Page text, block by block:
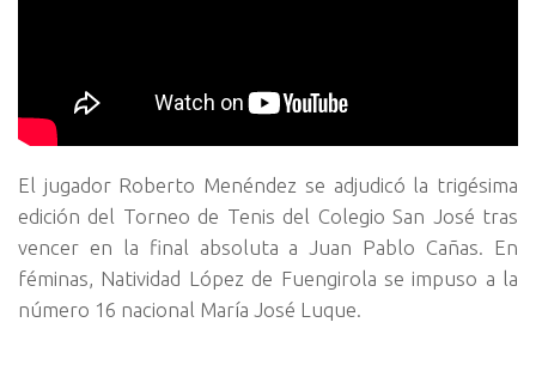
El jugador Roberto Menéndez se adjudicó la trigésima
edición del Torneo de Tenis del Colegio San José tras
vencer en la final absoluta a Juan Pablo Cañas. En
féminas, Natividad López de Fuengirola se impuso a la
número 16 nacional María José Luque.